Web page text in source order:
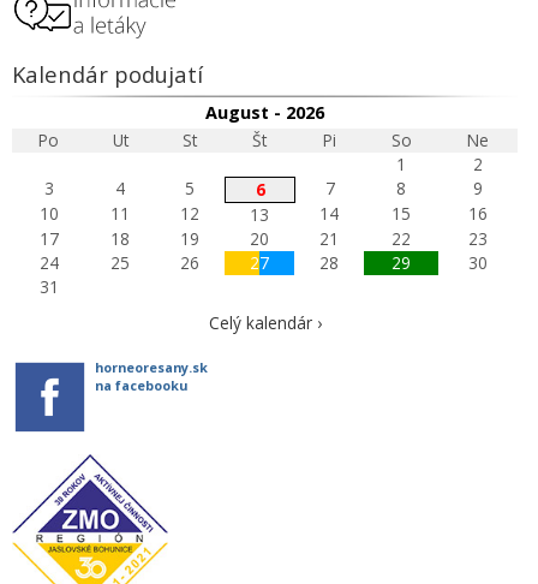
Kalendár podujatí
August - 2026
Po
Ut St Št Pi So
Ne
1
2
3
4 5 6 7 8
9
10
11 12 13 14 15
16
17
18 19 20 21 22
23
24
25 26 27 28 29
30
31
Celý kalendár ›
horneoresany.sk
na facebooku